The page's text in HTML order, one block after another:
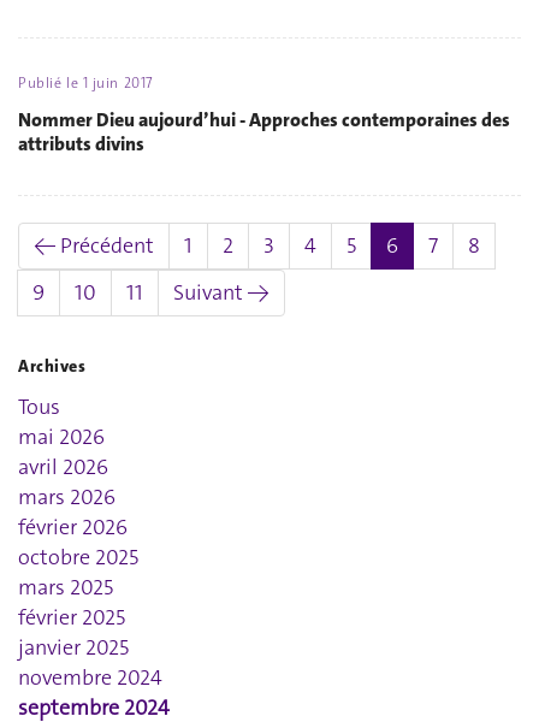
Publié le 1 juin 2017
Nommer Dieu aujourd’hui - Approches contemporaines des
attributs divins
← Précédent 1 2 3 4 5 6 (actuel)
7
8
9
10 11 Suivant →
Archives
Tous
mai 2026
avril 2026
mars 2026
février 2026
octobre 2025
mars 2025
février 2025
janvier 2025
novembre 2024
septembre 2024